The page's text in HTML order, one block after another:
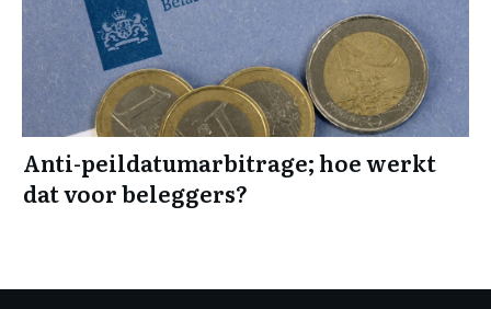
Anti-peildatumarbitrage; hoe werkt
dat voor beleggers?